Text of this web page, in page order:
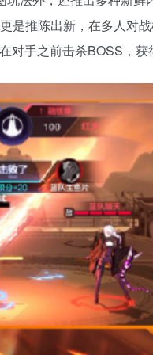
是推陈出新，在多人对
对手之前击杀BOSS，